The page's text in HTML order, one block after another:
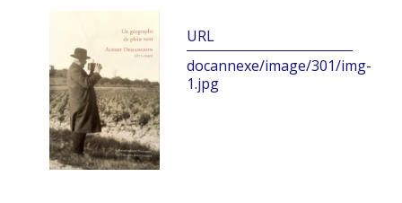
docannexe/image/301/img-
1.jpg